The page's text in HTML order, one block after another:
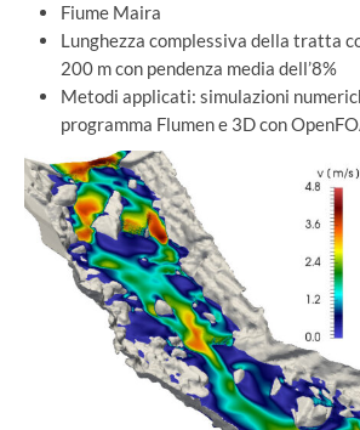
Fiume Maira
Lunghezza complessiva della tratta
200 m con pendenza media dell’8%
Metodi applicati: simulazioni
programma Flumen e 3D con